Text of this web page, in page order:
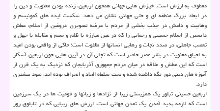
معطوف به ارزش است. خیزش­ هایی جهانی همچون اربعین، زنده بودن معنویت و دین را
در ابعاد بزرگ منطقه ای و حتی جهانی نشان می­ دهد. شكست ایده های كمونیسم و
وهابیت و داعش در جذب بخشی از مردم با عرضه تصویری دروغین از اسلام، عطش
دانستن از اسلام حسینی و رحمانی را كه در عین مبارزه با ظلم و ستم و مقابله با جهل و
تعصب جاهلی، در صدد نجات و رهایی انسان­ها از طاغوت است؛ حاكی از واقعی بودن امید
به احیای معنویت در بشر عصر حاضر است كه تجلی آن در آیین ­هایی چون اربعین آشكار
است كه این عطش و علاقه در میان مردم جمهوری آذربایجان كه نزدیك به یك قرن از
آموزه های دینی دور نگه داشته شده و تحت سلطه الحاد و انحراف بوده اند، نمود بیشتری
دارد.
اربعین حسینی تبلور یك همزیستی زیبا از نژادها و زبان­ها و قومیت­ ها در یك سرزمین
است كه لازمه پدید آمدن یك تمدن جهانی است. ارزش­ های زیبایی كه در تابلوی روز